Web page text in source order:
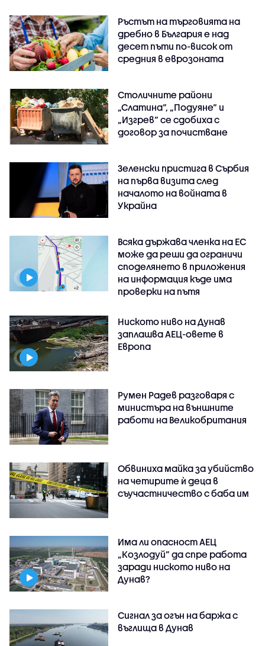
Ръстът на търговията на
дребно в България е над
десет пъти по-висок от
средния в еврозоната
Столичните райони
„Слатина“, „Подуяне“ и
„Изгрев“ се сдобиха с
договор за почистване
Зеленски пристига в Сърбия
на първа визита след
началото на войната в
Украйна
Всяка държава членка на ЕС
може да реши да ограничи
споделянето в приложения
на информация къде има
проверки на пътя
Ниското ниво на Дунав
заплашва АЕЦ-овете в
Европа
Румен Радев разговаря с
министъра на външните
работи на Великобритания
Обвиниха майка за убийство
на четирите ѝ деца в
съучастничество с баба им
Има ли опасност АЕЦ
„Козлодуй” да спре работа
заради ниското ниво на
Дунав?
Сигнал за огън на баржа с
въглища в Дунав